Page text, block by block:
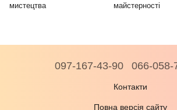
мистецтва
майстерності
097-167-43-90 066-058-
Контакти
Повна версія сайту